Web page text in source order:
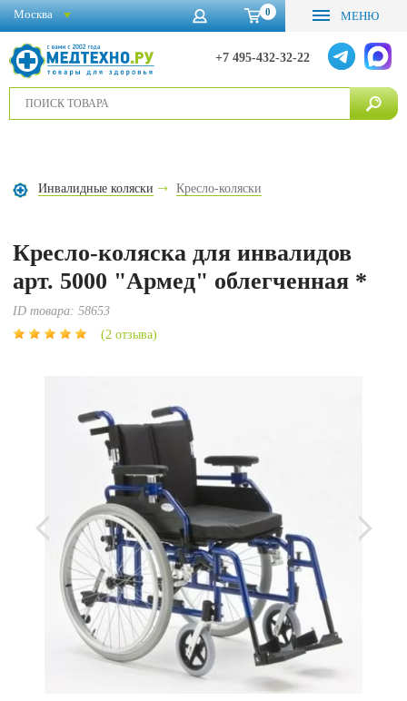
0 МЕНЮ
+7 495-432-32-22
Москва
Инвалидные коляски Кресло-коляски
Кресло-коляска для инвалидов
арт. 5000 "Армед" облегченная *
ID товара:58653
(2 отзыва)